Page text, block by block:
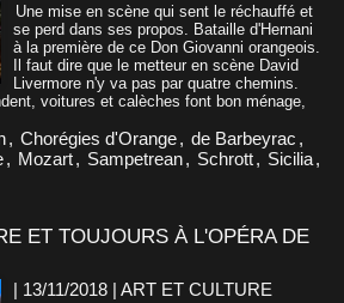
Une mise en scène qui sent le réchauffé et
se perd dans ses propos. Bataille d'Hernani
à la première de ce Don Giovanni orangeois.
Il faut dire que le metteur en scène David
Livermore n'y va pas par quatre chemins.
voitures et calèches font bon ménage,
, Chorégies d'Orange, de Barbeyrac ,
, Mozart, Sampetrean, Schrott, Sicilia,
ET TOUJOURS À L'OPÉRA DE
| 13/11/2018 | ART ET CULTURE